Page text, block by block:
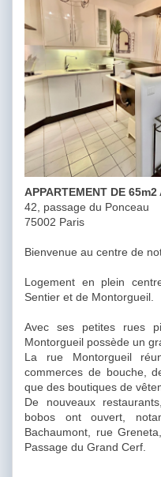
APPARTEMENT DE 65m2
42, passage du Ponceau
75002 Paris
Bienvenue au centre de
Logement en plein
Sentier et de Montorgueil.
Avec ses petites rues
Montorgueil possède un
La rue Montorgueil
commerces de bouche,
que des boutiques de
De nouveaux
bobos ont ouvert,
Bachaumont, rue
Passage du Grand Cerf.